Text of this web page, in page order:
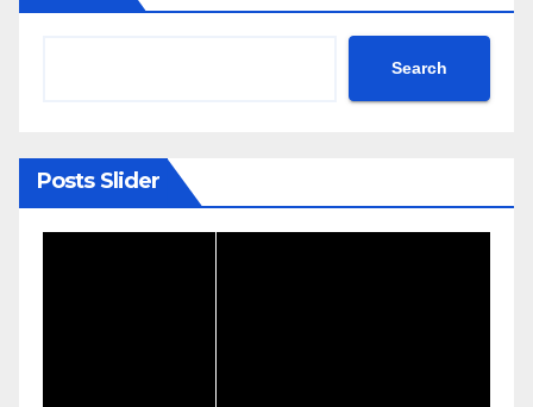
Search
Posts Slider